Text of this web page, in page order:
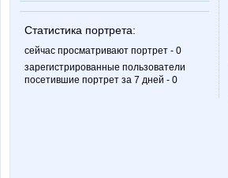
Статистика портрета:
сейчас просматривают портрет - 0
зарегистрированные пользователи
посетившие портрет за 7 дней - 0